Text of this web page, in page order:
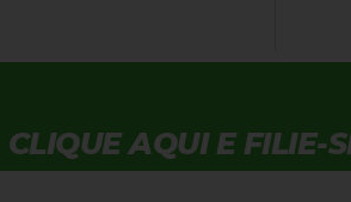
CLIQUE AQUI E FILIE-